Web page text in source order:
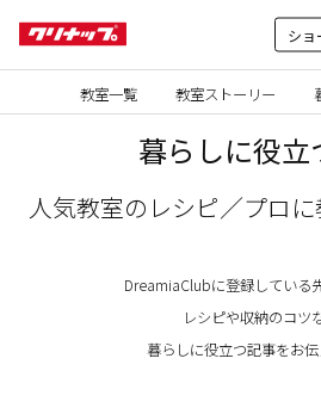
ショ
暮らしに役立
人気教室のレシピ／プロ
DreamiaClubに登録している
レシピや収納のコツ
暮らしに役立つ記事をお伝
教室一覧 教室ストーリー